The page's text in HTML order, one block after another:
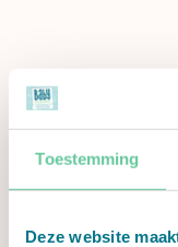
Toestemming
Deze website